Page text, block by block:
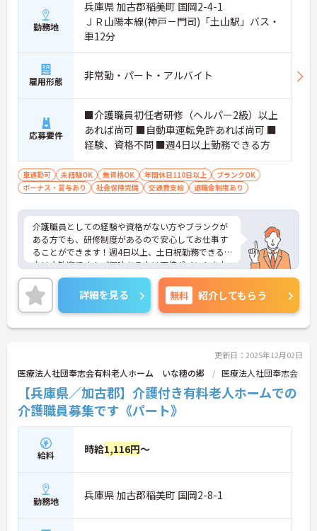
勤務地
兵庫県 加古郡稲美町 国岡2-4-1
ＪＲ山陽本線(神戸－門司)「土山駅」バス・
車12分
雇用形態 非常勤・パート・アルバイト
応募要件
■介護職員初任者研修（ヘルパー2級）以上
あれば尚可 ■自動車運転免許あれば尚可 ■
経験、資格不問 ■週4日以上勤務できる方
車通勤可 未経験OK 無資格OK 年間休日110日以上
ブランクOK
ボーナス・賞与あり
社会保険完備 交通費支給 退職金制度あり
介護職員としての経験や資格がない方やブランクが
ある方でも、研修制度があるので安心してお仕事す
ることができます！週4日以上、土日祝勤務できる
方は大歓迎です！ご興味ある方は面接ポイントをお
伝えしますので、お気軽にお問い合わせください♪
詳細を見る 無料 紹介してもらう
更新日：2025年12月02日
医療法人社団奉志会有料老人ホーム いな穂の郷 医療法人社団奉志会
【兵庫県／加古郡】介護付き有料老人ホームでの
介護職員募集です《パート》
給料 時給1,116円～
勤務地 兵庫県 加古郡稲美町 国岡2-8-1